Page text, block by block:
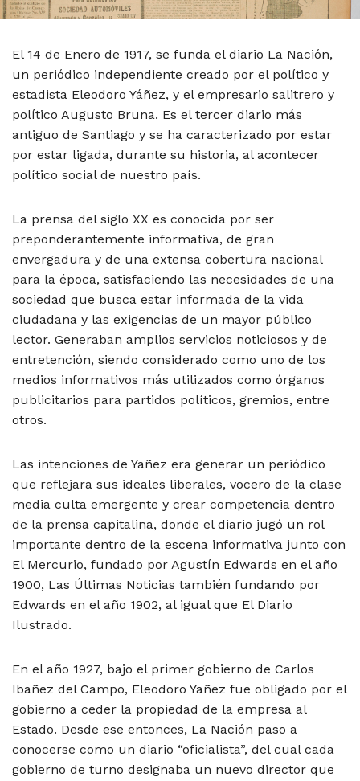
El 14 de Enero de 1917, se funda el diario La Nación,
un periódico independiente creado por el político y
estadista Eleodoro Yáñez, y el empresario salitrero y
político Augusto Bruna. Es el tercer diario más
antiguo de Santiago y se ha caracterizado por estar
por estar ligada, durante su historia, al acontecer
político social de nuestro país.
La prensa del siglo XX es conocida por ser
preponderantemente informativa, de gran
envergadura y de una extensa cobertura nacional
para la época, satisfaciendo las necesidades de una
sociedad que busca estar informada de la vida
ciudadana y las exigencias de un mayor público
lector. Generaban amplios servicios noticiosos y de
entretención, siendo considerado como uno de los
medios informativos más utilizados como órganos
publicitarios para partidos políticos, gremios, entre
otros.
Las intenciones de Yañez era generar un periódico
que reflejara sus ideales liberales, vocero de la clase
media culta emergente y crear competencia dentro
de la prensa capitalina, donde el diario jugó un rol
importante dentro de la escena informativa junto con
El Mercurio, fundado por Agustín Edwards en el año
1900, Las Últimas Noticias también fundando por
Edwards en el año 1902, al igual que El Diario
Ilustrado.
En el año 1927, bajo el primer gobierno de Carlos
Ibañez del Campo, Eleodoro Yañez fue obligado por el
gobierno a ceder la propiedad de la empresa al
Estado. Desde ese entonces, La Nación paso a
conocerse como un diario “oficialista”, del cual cada
gobierno de turno designaba un nuevo director que